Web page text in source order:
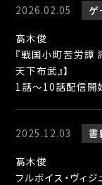
2026.02.05 ゲ
髙木俊
『戦国小町苦労譚
天下布武』】
1話～10話配信開
2025.12.03
書
髙木俊
フルボイス・ヴィ